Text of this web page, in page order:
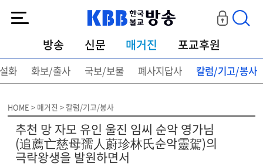
방송 신문 매거진 포교후원
화 화보/출사 국보/보물 폐사지답사 칼럼/기고/봉사
HOME > 매거진 > 칼럼/기고/봉사
추천 망 자모 유인 울진 임씨 순악 영가님
(追薦亡慈母孺人蔚珍林氏순악靈駕)의
극락왕생을 발원하면서